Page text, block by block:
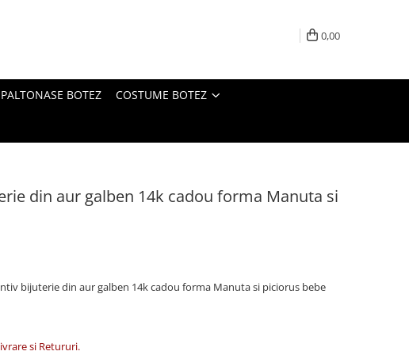
0,00
PALTONASE BOTEZ COSTUME BOTEZ
din aur galben 14k cadou forma Manuta si
bijuterie din aur galben 14k cadou forma Manuta si piciorus bebe
si Retururi.